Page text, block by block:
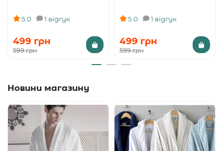
5.0 1 відгук
499 грн
599 грн
5.0 1 відгук
499 грн
599 грн
Новини магазину